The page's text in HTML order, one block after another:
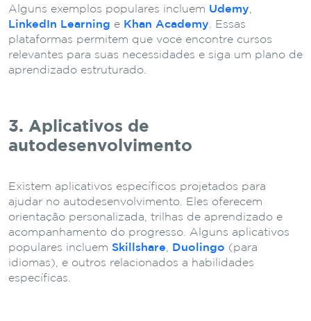
Alguns exemplos populares incluem Udemy
LinkedIn Learning e Khan Academy . Essas
plataformas permitem que você encontre cursos
relevantes para suas necessidades e siga um plano de
aprendizado estruturado.
3. Aplicativos de
autodesenvolvimento
Existem aplicativos específicos projetados para
ajudar no autodesenvolvimento. Eles oferecem
orientação personalizada, trilhas de aprendizado e
acompanhamento do progresso. Alguns aplicativos
populares incluem Skillshare Duolingo (para
idiomas), e outros relacionados a habilidades
específicas.